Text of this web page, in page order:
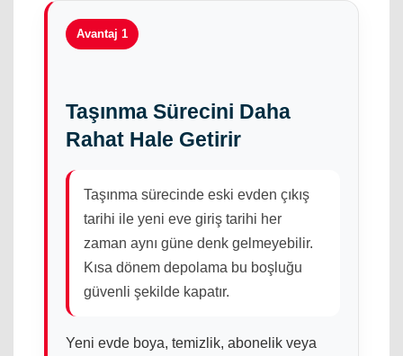
Avantaj 1
Taşınma Sürecini Daha
Rahat Hale Getirir
Taşınma sürecinde eski evden çıkış
tarihi ile yeni eve giriş tarihi her
zaman aynı güne denk gelmeyebilir.
Kısa dönem depolama bu boşluğu
güvenli şekilde kapatır.
Yeni evde boya, temizlik, abonelik veya